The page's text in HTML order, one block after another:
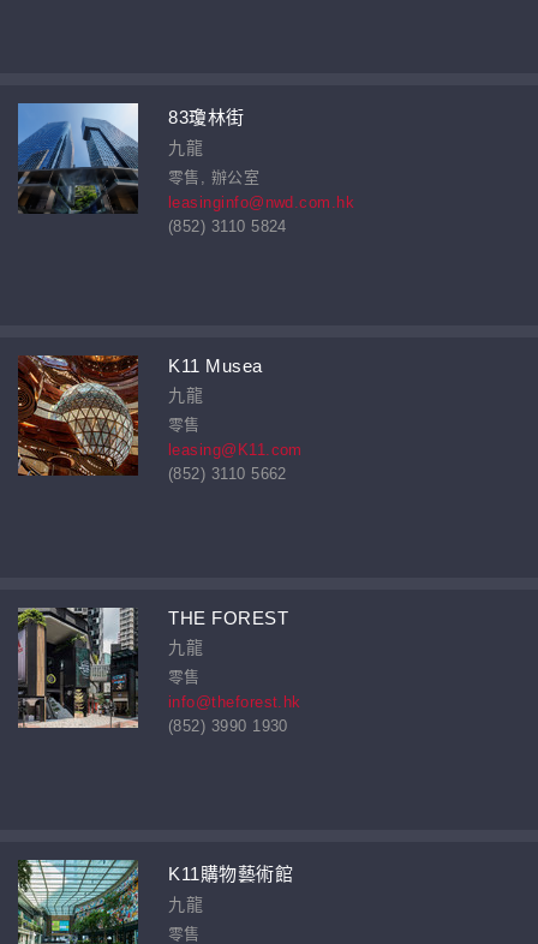
83瓊林街
九龍
零售, 辦公室
leasinginfo@nwd.com.hk
(852) 3110 5824
K11 Musea
九龍
零售
leasing@K11.com
(852) 3110 5662
THE FOREST
九龍
零售
info@theforest.hk
(852) 3990 1930
K11購物藝術館
九龍
零售